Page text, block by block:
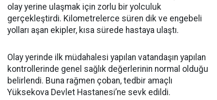
olay yerine ulaşmak için zorlu bir yolculuk
gerçekleştirdi. Kilometrelerce süren dik ve engebeli
yolları aşan ekipler, kısa sürede hastaya ulaştı.
Olay yerinde ilk müdahalesi yapılan vatandaşın yapılan
kontrollerinde genel sağlık değerlerinin normal olduğu
belirlendi. Buna rağmen çoban, tedbir amaçlı
Yüksekova Devlet Hastanesi’ne sevk edildi.